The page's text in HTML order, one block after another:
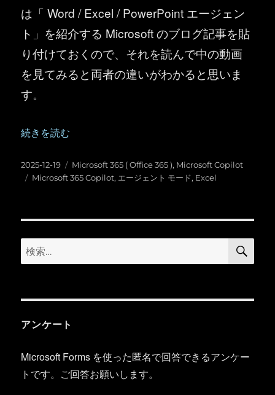
は「 Word / Excel / PowerPoint エージェン
ト」を紹介する Microsoft のブログ記事を貼
り付けておくので、それを読んで中の動画
を見てみると両者の違いがわかると思いま
す。
“Microsoft 365 Copilot ： Excel のエージェントモードが
続きを読む
投
稿
2025-12-19
カ
テ
Microsoft 365 ( Office 365 ), Microsoft Copilot
タ
Microsoft 365 Copilot, エージェント モード, Excel
検
索:
検
アンケート
Microsoft Forms を使った匿名で回答できるアンケー
トです。ご回答お願いします。